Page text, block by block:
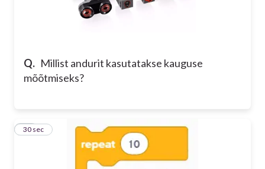
Q. Millist andurit kasutatakse kauguse
mõõtmiseks?
10
30 sec